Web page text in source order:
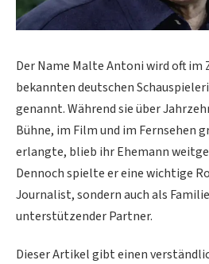
Der Name Malte Antoni wird oft
bekannten deutschen
genannt. Während sie über
Bühne, im Film und im Fernsehen
erlangte, blieb ihr Ehemann
Dennoch spielte er eine wichtige
Journalist, sondern auch als
unterstützender Partner.
Dieser Artikel gibt einen